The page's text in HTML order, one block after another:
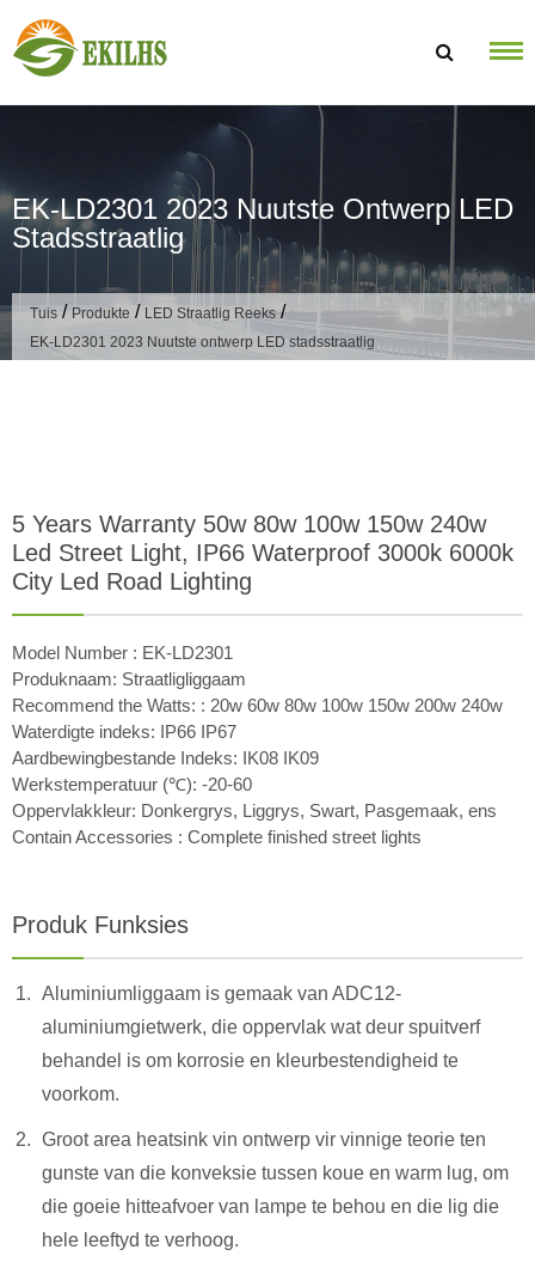
EK-LD2301 2023 Nuutste Ontwerp LED
Stadsstraatlig
Tuis/Produkte / LED Straatlig Reeks/
EK-LD2301 2023 Nuutste ontwerp LED stadsstraatlig
5 Years Warranty 50w 80w 100w 150w 240w
Led Street Light, IP66 Waterproof 3000k 6000k
City Led Road Lighting
Model Number : EK-LD2301
Produknaam: Straatligliggaam
Recommend the Watts: : 20w 60w 80w 100w 150w 200w 240w
Waterdigte indeks: IP66 IP67
Aardbewingbestande Indeks: IK08 IK09
Werkstemperatuur (℃): -20-60
Oppervlakkleur: Donkergrys, Liggrys, Swart, Pasgemaak, ens
Contain Accessories : Complete finished street lights
Produk Funksies
Aluminiumliggaam is gemaak van ADC12-
aluminiumgietwerk, die oppervlak wat deur spuitverf
behandel is om korrosie en kleurbestendigheid te
voorkom.
Groot area heatsink vin ontwerp vir vinnige teorie ten
gunste van die konveksie tussen koue en warm lug, om
die goeie hitteafvoer van lampe te behou en die lig die
hele leeftyd te verhoog.